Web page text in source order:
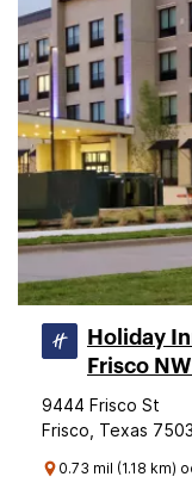
Holiday
Frisco
9444 Frisco St
Frisco, Texas
0.73 mil (1.18 km)